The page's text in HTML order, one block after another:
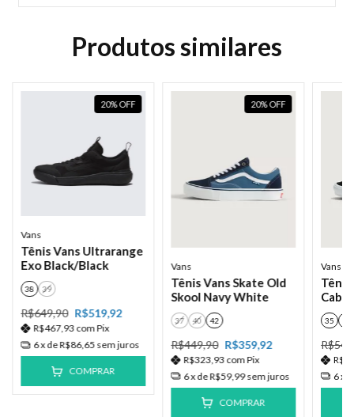
Produtos similares
20%OFF
Vans
Tênis Vans Ultrarange
Exo Black/Black
38 39
R$649,90 R$519,92
R$467,93 com Pix
6x deR$86,65 sem juros
COMPRAR
20%OFF
Vans
Tênis Vans Skate Old
Skool Navy White
37 40 42
R$449,90 R$359,92
R$323,93 com Pix
6x deR$59,99sem juros
COMPRAR
Vans
Tênis
Cab
35
6x